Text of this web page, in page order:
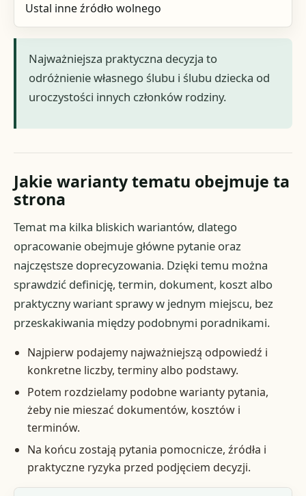
Ustal inne źródło wolnego
Najważniejsza praktyczna decyzja to
odróżnienie własnego ślubu i ślubu dziecka od
uroczystości innych członków rodziny.
Jakie warianty tematu obejmuje ta
strona
Temat ma kilka bliskich wariantów, dlatego
opracowanie obejmuje główne pytanie oraz
najczęstsze doprecyzowania. Dzięki temu można
sprawdzić definicję, termin, dokument, koszt albo
praktyczny wariant sprawy w jednym miejscu, bez
przeskakiwania między podobnymi poradnikami.
Najpierw podajemy najważniejszą odpowiedź i
konkretne liczby, terminy albo podstawy.
Potem rozdzielamy podobne warianty pytania,
żeby nie mieszać dokumentów, kosztów i
terminów.
Na końcu zostają pytania pomocnicze, źródła i
praktyczne ryzyka przed podjęciem decyzji.